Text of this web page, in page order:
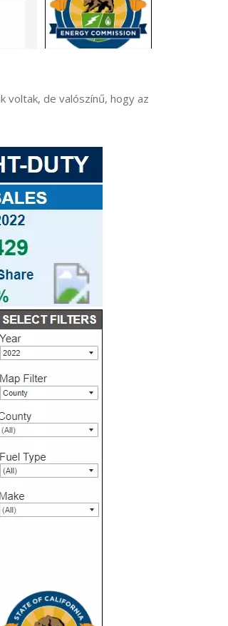
voltak, de valószínű, hogy az